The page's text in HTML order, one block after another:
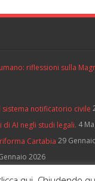
riflessioni sulla
notificatorio civile
di AI negli studi legali. 4
Cartabia 29
2026